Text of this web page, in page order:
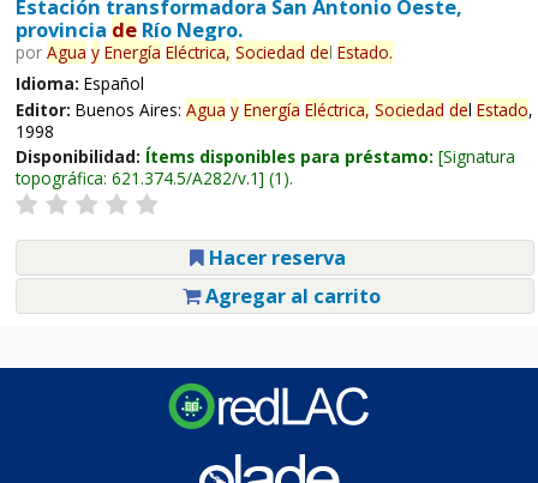
Estación transformadora San Antonio Oeste,
provincia deRío Negro.
por Agua y Energía Eléctrica, Sociedad del Estado.
Idioma: Español
Editor: Buenos Aires: Agua y Energía Eléctrica, Sociedad del Estado,
1998
Disponibilidad: Ítems disponibles para préstamo: Signatura
topográfica: 621.374.5/A282/v.1 (1).
Hacer reserva
Agregar al carrito